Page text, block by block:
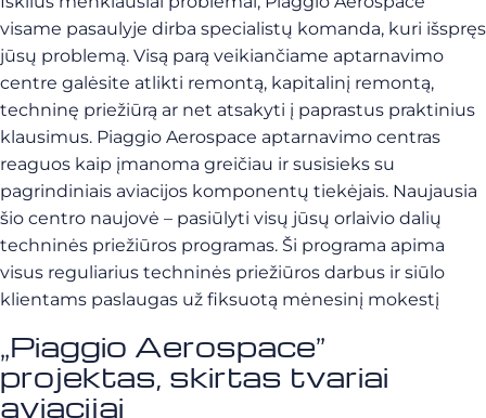
visame pasaulyje dirba specialistų komanda, kuri išspręs
jūsų problemą. Visą parą veikiančiame aptarnavimo
centre galėsite atlikti remontą, kapitalinį remontą,
techninę priežiūrą ar net atsakyti į paprastus praktinius
klausimus. Piaggio Aerospace aptarnavimo centras
reaguos kaip įmanoma greičiau ir susisieks su
pagrindiniais aviacijos komponentų tiekėjais. Naujausia
šio centro naujovė – pasiūlyti visų jūsų orlaivio dalių
techninės priežiūros programas. Ši programa apima
visus reguliarius techninės priežiūros darbus ir siūlo
klientams paslaugas už fiksuotą mėnesinį mokestį
„Piaggio Aerospace”
projektas, skirtas tvariai
aviacijai